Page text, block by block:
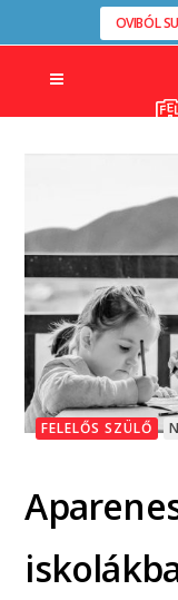
OVIBÓL
FELELŐS SZÜLŐ